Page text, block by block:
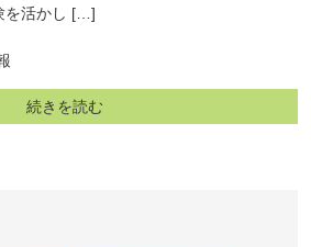
を活かし […]
続きを読む